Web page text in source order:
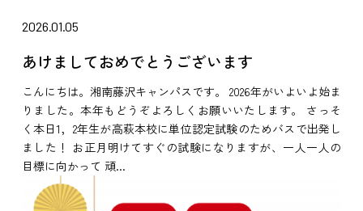
2026.01.05
あけましておめでとうございます
こんにちは。湘南藤沢キャンパスです。 2026年がいよいよ始ま
りました。本年もどうぞよろしくお願いいたします。 さっそ
く本日1，2年生が高萩本校に単位認定試験のためバスで出発し
ました！ お正月明けてすぐの試験になりますが、一人一人の
目標に向かって 頑...